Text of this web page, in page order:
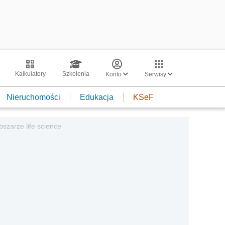
Kalkulatory Szkolenia Konto Serwisy
Nieruchomości Edukacja KSeF
life science